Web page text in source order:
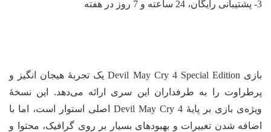
بازی Devil May Cry 4 Special Edition یک تجربهٔ هیجان انگیز و
را به طرفداران این سری ارائه می‌دهد. این نسخهٔ
ویژه‌ی بازی بر پایهٔ Devil May Cry 4 اصلی استوار است، اما با
شدن تغییرات و بهبودهای بسیار بر روی گرافیک، محتوا و